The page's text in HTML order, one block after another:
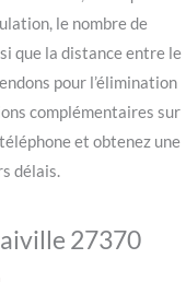
le nombre de
que la distance entre le
pour l’élimination
complémentaires sur
et obtenez une
délais.
27370